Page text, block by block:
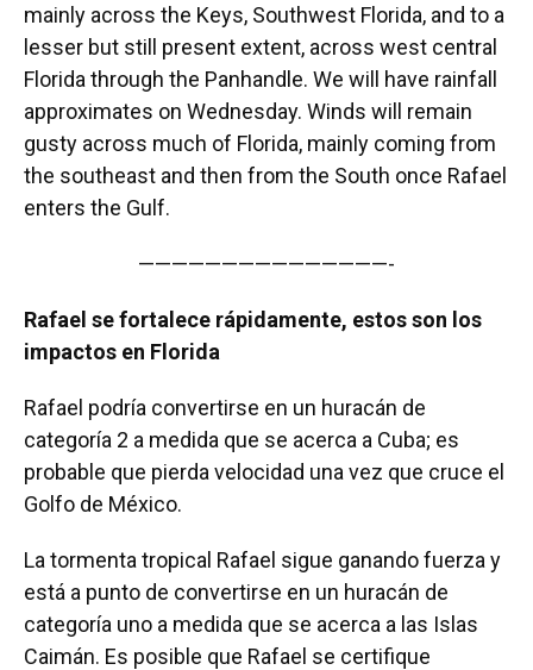
mainly across the Keys, Southwest Florida, and to a
lesser but still present extent, across west central
Florida through the Panhandle. We will have rainfall
approximates on Wednesday. Winds will remain
gusty across much of Florida, mainly coming from
the southeast and then from the South once Rafael
enters the Gulf.
———————————————-
Rafael se fortalece rápidamente, estos son los
impactos en Florida
Rafael podría convertirse en un huracán de
categoría 2 a medida que se acerca a Cuba; es
probable que pierda velocidad una vez que cruce el
Golfo de México.
La tormenta tropical Rafael sigue ganando fuerza y
está a punto de convertirse en un huracán de
categoría uno a medida que se acerca a las Islas
Caimán. Es posible que Rafael se certifique